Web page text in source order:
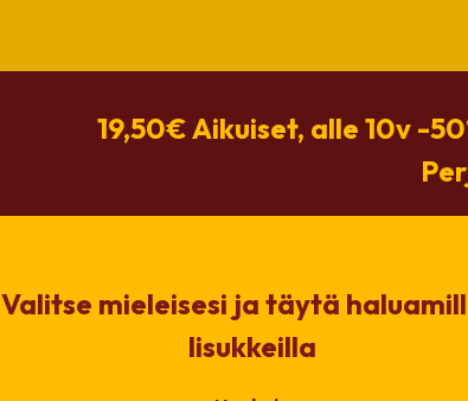
19,50€ Aikuiset, alle 10v -
Valitse mieleisesi ja täytä
lisukkeilla